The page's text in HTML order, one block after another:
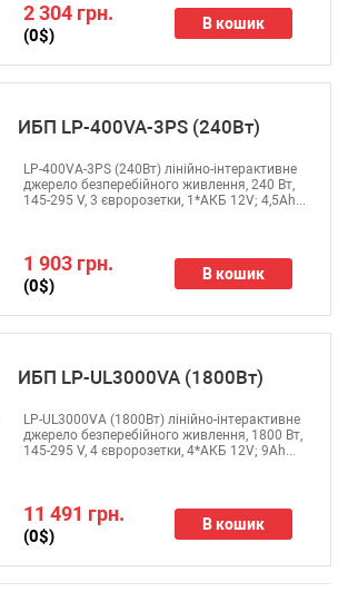
2 304 грн.
(0$)
В кошик
ИБП LP-400VA-3PS (240Вт)
1 903 грн.
(0$)
В кошик
LP-400VA-3PS (240Вт) лінійно-інтерактивне
джерело безперебійного живлення, 240 Вт,
145-295 V, 3 євророзетки, 1*АКБ 12V; 4,5Ah...
ИБП LP-UL3000VA (1800Вт)
11 491 грн.
(0$)
В кошик
LP-UL3000VA (1800Вт) лінійно-інтерактивне
джерело безперебійного живлення, 1800 Вт,
145-295 V, 4 євророзетки, 4*АКБ 12V; 9Ah...